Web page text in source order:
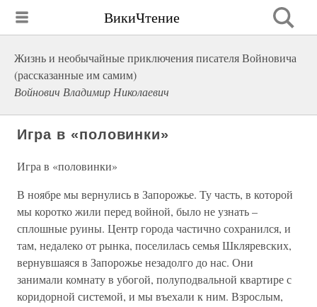
ВикиЧтение
Жизнь и необычайные приключения писателя Войновича
(рассказанные им самим)
Войнович Владимир Николаевич
Игра в «половинки»
Игра в «половинки»
В ноябре мы вернулись в Запорожье. Ту часть, в которой
мы коротко жили перед войной, было не узнать –
сплошные руины. Центр города частично сохранился, и
там, недалеко от рынка, поселилась семья Шкляревских,
вернувшаяся в Запорожье незадолго до нас. Они
занимали комнату в убогой, полуподвальной квартире с
коридорной системой, и мы въехали к ним. Взрослым,